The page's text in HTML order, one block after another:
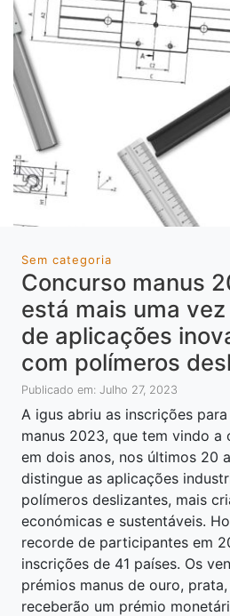
Sem categoria
Concurso manus
está mais uma
de aplicações
com polímeros
Publicado em: Julho 27, 2023
A igus abriu as inscrições
manus 2023, que tem vindo a
em dois anos, nos últimos 20
distingue as aplicações
polímeros deslizantes, mais
económicas e sustentáveis.
recorde de participantes em
inscrições de 41 países. Os
prémios manus de ouro,
receberão um prémio